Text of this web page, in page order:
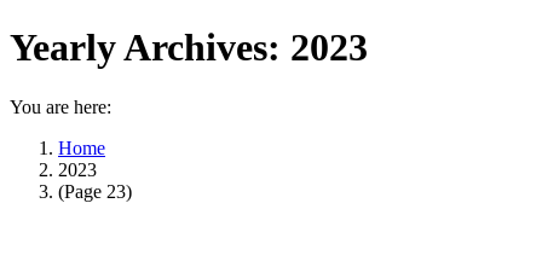
Yearly Archives: 2023
You are here:
Home
2023
(Page 23)